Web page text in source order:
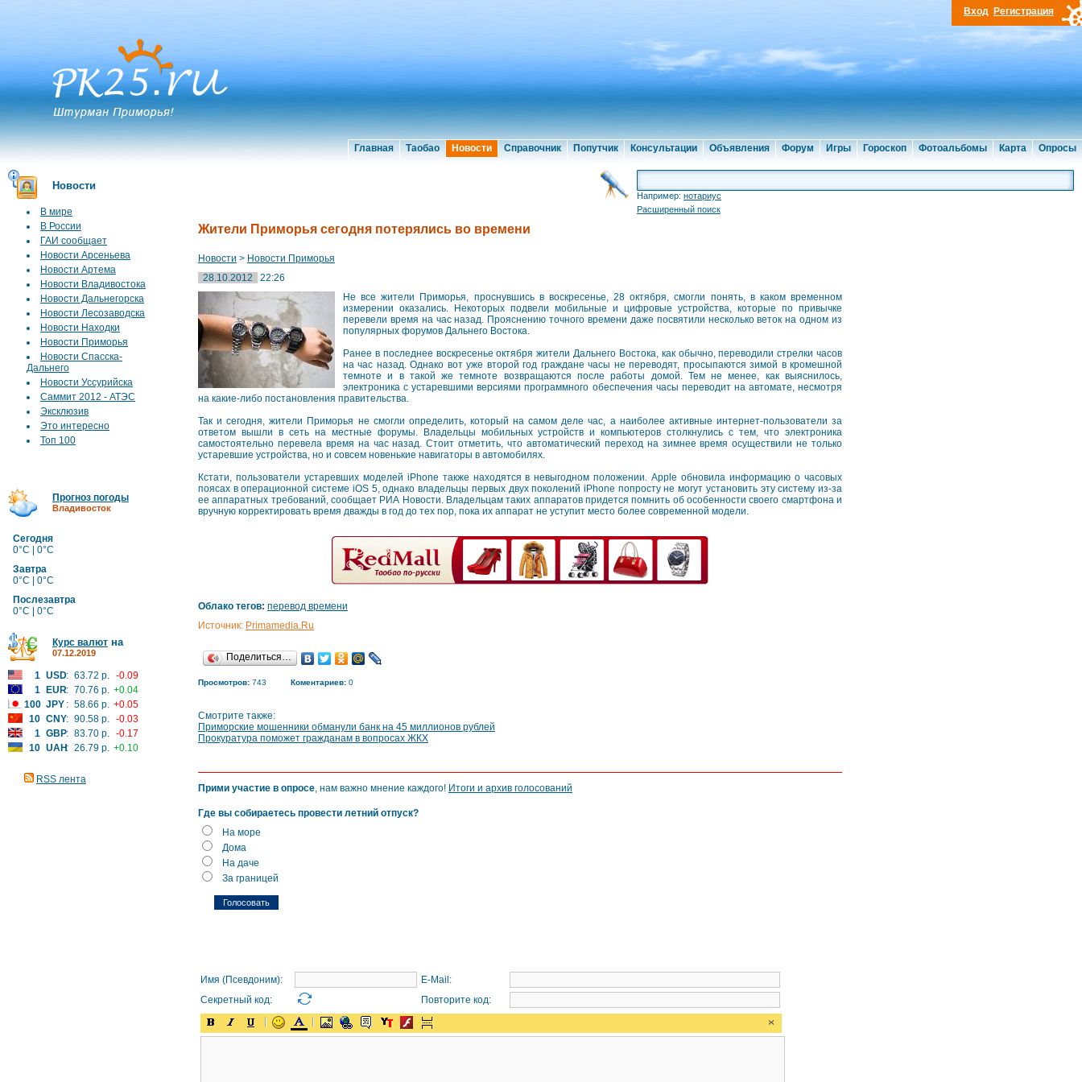
Главная Таобао Новости Справочник Попутчик Консультации Объявления Форум Игры Гороскоп Фотоальбомы Карта Опросы
Вход Регистрация
Новости
В мире
В России
ГАИ сообщает
Новости Арсеньева
Новости Артема
Новости Владивостока
Новости Дальнегорска
Новости Лесозаводска
Новости Находки
Новости Приморья
Новости Спасска-
Дальнего
Новости Уссурийска
Саммит 2012 - АТЭС
Эксклюзив
Это интересно
Топ 100
Прогноз погоды
Владивосток
Сегодня
0°C | 0°C
Завтра
0°C | 0°C
Послезавтра
0°C | 0°C
Курс валют на
07.12.2019
1 USD: 63.72 р. -0.09
1
EUR: 70.76 р. +0.04
100 JPY : 58.66 р. +0.05
10 CNY: 90.58 р. -0.03
1 GBP: 83.70 р. -0.17
10 UAH: 26.79 р. +0.10
RSS лента
Например: нотариус
Расширенный поиск
Жители Приморья сегодня потерялись во времени
Новости > Новости Приморья
28.10.2012
22:26
Не все жители Приморья, проснувшись в воскресенье, 28 октября, смогли понять, в каком временном
измерении оказались. Некоторых подвели мобильные и цифровые устройства, которые по привычке
перевели время на час назад. Прояснению точного времени даже посвятили несколько веток на одном из
популярных форумов Дальнего Востока.
Ранее в последнее воскресенье октября жители Дальнего Востока, как обычно, переводили стрелки часов
на час назад. Однако вот уже второй год граждане часы не переводят, просыпаются зимой в кромешной
темноте и в такой же темноте возвращаются после работы домой. Тем не менее, как выяснилось,
электроника с устаревшими версиями программного обеспечения часы переводит на автомате, несмотря
на какие-либо постановления правительства.
Так и сегодня, жители Приморья не смогли определить, который на самом деле час, а наиболее активные интернет-пользователи за
ответом вышли в сеть на местные форумы. Владельцы мобильных устройств и компьютеров столкнулись с тем, что электроника
самостоятельно перевела время на час назад. Стоит отметить, что автоматический переход на зимнее время осуществили не только
устаревшие устройства, но и совсем новенькие навигаторы в автомобилях.
Кстати, пользователи устаревших моделей iPhone также находятся в невыгодном положении. Apple обновила информацию о часовых
поясах в операционной системе iOS 5, однако владельцы первых двух поколений iPhone попросту не могут установить эту систему из-за
ее аппаратных требований, сообщает РИА Новости. Владельцам таких аппаратов придется помнить об особенности своего смартфона и
вручную корректировать время дважды в год до тех пор, пока их аппарат не уступит место более современной модели.
Облако тегов: перевод времени
Источник: Primamedia.Ru
Поделиться…
Просмотров: 743 Коментариев: 0
Смотрите также:
Приморские мошенники обманули банк на 45 миллионов рублей
Прокуратура поможет гражданам в вопросах ЖКХ
Прими участие в опросе, нам важно мнение каждого! Итоги и архив голосований
Где вы собираетесь провести летний отпуск?
На море
Дома
На даче
За границей
Имя (Псевдоним):
E-Mail:
Секретный код:
Повторите код: